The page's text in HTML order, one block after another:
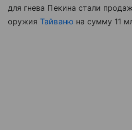
для гнева Пекина стали
оружия Тайваню на сумму 11